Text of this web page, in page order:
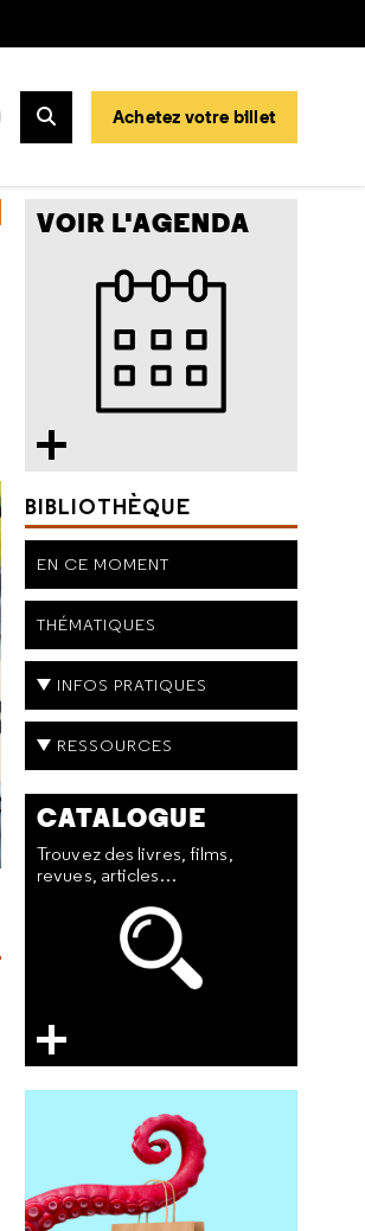
Rechercher
Achetez votre billet
VOIR L'AGENDA
BIBLIOTHÈQUE
EN CE MOMENT
THÉMATIQUES
INFOS PRATIQUES
RESSOURCES
CATALOGUE
Trouvez des livres, films,
revues, articles…